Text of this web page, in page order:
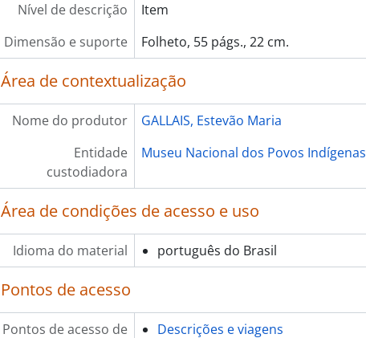
Nível de descrição
Item
Dimensão e suporte
Folheto, 55 págs., 22 cm.
Área de contextualização
Nome do produtor
GALLAIS, Estevão Maria
Entidade
custodiadora
Museu Nacional dos Povos Indígenas
Área de condições de acesso e uso
Idioma do material português do Brasil
Pontos de acesso
Pontos de acesso de Descrições e viagens